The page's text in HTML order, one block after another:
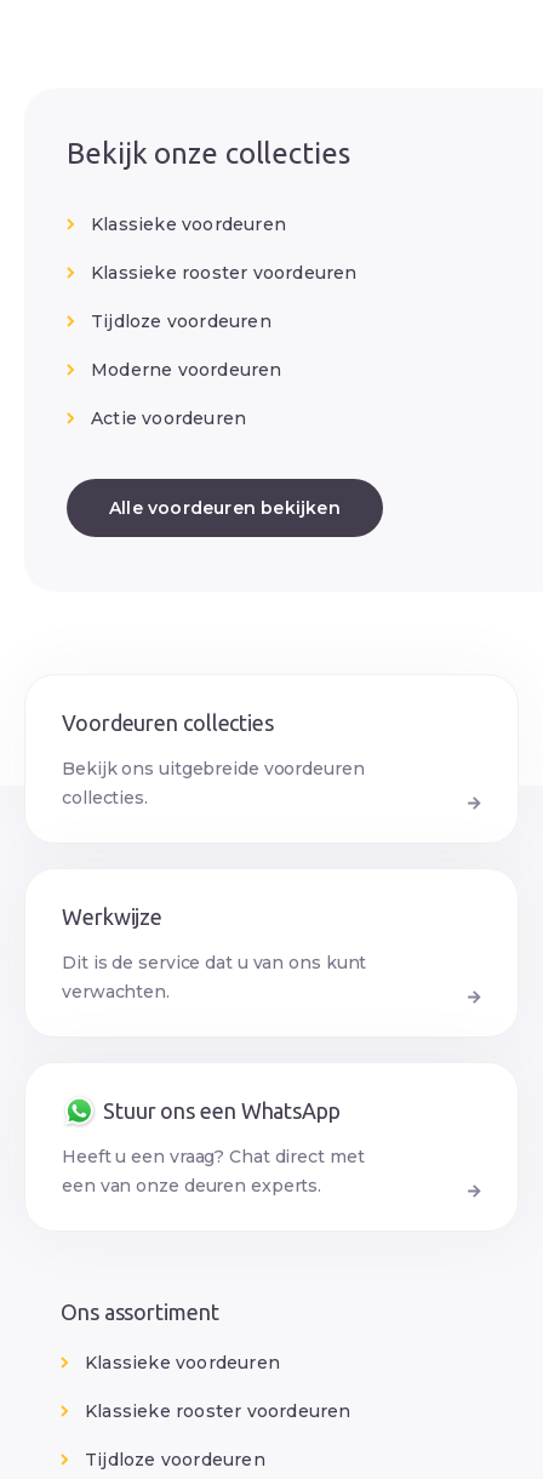
Bekijk onze collecties
Klassieke voordeuren
Klassieke rooster voordeuren
Tijdloze voordeuren
Moderne voordeuren
Actie voordeuren
Alle voordeuren bekijken
Voordeuren collecties
Bekijk ons uitgebreide voordeuren
collecties.
Werkwijze
Dit is de service dat u van ons kunt
verwachten.
Stuur ons een WhatsApp
Heeft u een vraag? Chat direct met
een van onze deuren experts.
Ons assortiment
Klassieke voordeuren
Klassieke rooster voordeuren
Tijdloze voordeuren